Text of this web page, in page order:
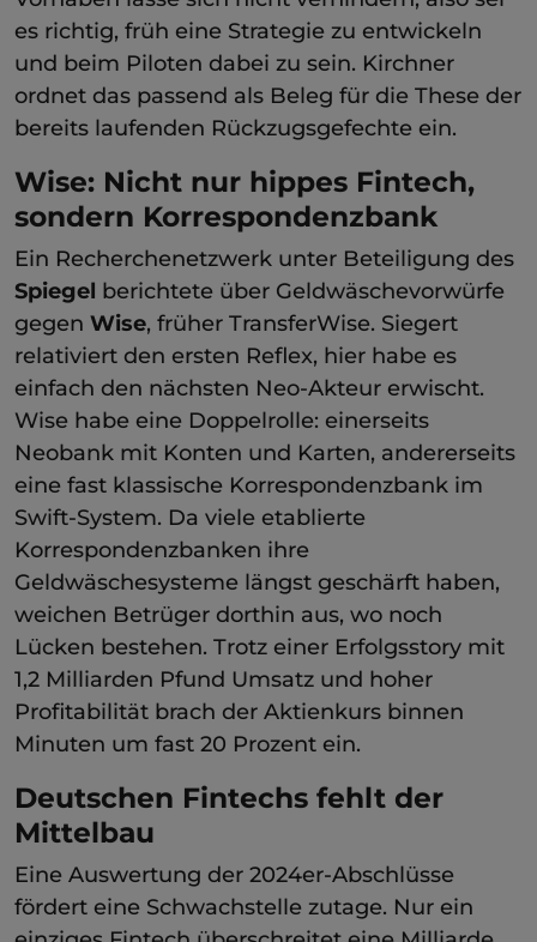
es richtig, früh eine Strategie zu entwickeln
und beim Piloten dabei zu sein. Kirchner
ordnet das passend als Beleg für die These der
bereits laufenden Rückzugsgefechte ein.
Wise: Nicht nur hippes Fintech,
sondern Korrespondenzbank
Ein Recherchenetzwerk unter Beteiligung des
Spiegel berichtete über Geldwäschevorwürfe
gegen Wise, früher TransferWise. Siegert
relativiert den ersten Reflex, hier habe es
einfach den nächsten Neo-Akteur erwischt.
Wise habe eine Doppelrolle: einerseits
Neobank mit Konten und Karten, andererseits
eine fast klassische Korrespondenzbank im
Swift-System. Da viele etablierte
Korrespondenzbanken ihre
Geldwäschesysteme längst geschärft haben,
weichen Betrüger dorthin aus, wo noch
Lücken bestehen. Trotz einer Erfolgsstory mit
1,2 Milliarden Pfund Umsatz und hoher
Profitabilität brach der Aktienkurs binnen
Minuten um fast 20 Prozent ein.
Deutschen Fintechs fehlt der
Mittelbau
Eine Auswertung der 2024er-Abschlüsse
fördert eine Schwachstelle zutage. Nur ein